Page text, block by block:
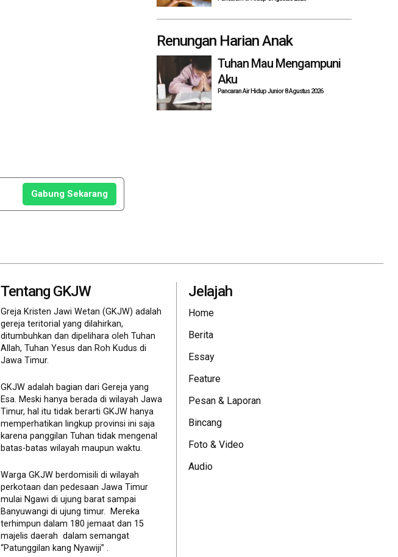
Gabung Sekarang
Renungan Harian Anak
Tuhan Mau Mengampuni
Aku
Pancaran Air Hidup Junior 8 Agustus 2026
Tentang GKJW
Greja Kristen Jawi Wetan (GKJW) adalah
gereja teritorial yang dilahirkan,
ditumbuhkan dan dipelihara oleh Tuhan
Allah, Tuhan Yesus dan Roh Kudus di
Jawa Timur.
GKJW adalah bagian dari Gereja yang
Esa. Meski hanya berada di wilayah Jawa
Timur, hal itu tidak berarti GKJW hanya
memperhatikan lingkup provinsi ini saja
karena panggilan Tuhan tidak mengenal
batas-batas wilayah maupun waktu.
Warga GKJW berdomisili di wilayah
perkotaan dan pedesaan Jawa Timur
mulai Ngawi di ujung barat sampai
Banyuwangi di ujung timur. Mereka
terhimpun dalam 180 jemaat dan 15
majelis daerah dalam semangat
“Patunggilan kang Nyawiji” .
Jelajah
Home
Berita
Essay
Feature
Pesan & Laporan
Bincang
Foto & Video
Audio